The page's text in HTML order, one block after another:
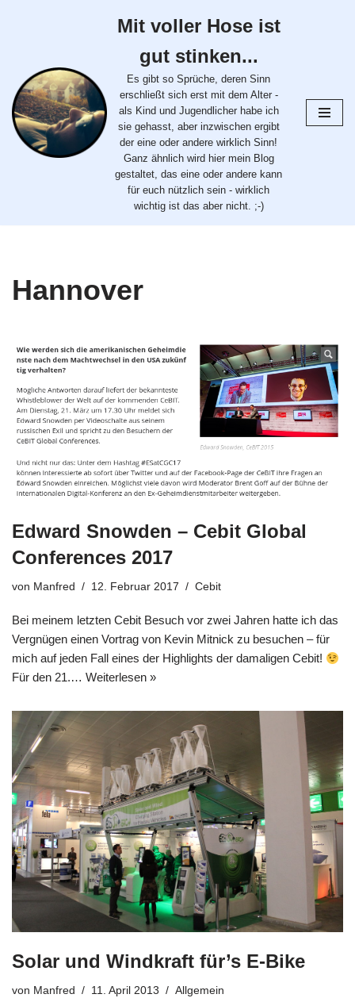
springen
Mit voller Hose ist
gut stinken...
Es gibt so Sprüche, deren Sinn
erschließt sich erst mit dem Alter -
als Kind und Jugendlicher habe ich
sie gehasst, aber inzwischen ergibt
der eine oder andere wirklich Sinn!
Ganz ähnlich wird hier mein Blog
gestaltet, das eine oder andere kann
für euch nützlich sein - wirklich
wichtig ist das aber nicht. ;-)
Hannover
Edward Snowden – Cebit Global
Conferences 2017
von Manfred 12. Februar 2017 Cebit
Bei meinem letzten Cebit Besuch vor zwei Jahren hatte ich das
Vergnügen einen Vortrag von Kevin Mitnick zu besuchen – für
mich auf jeden Fall eines der Highlights der damaligen Cebit!
Für den 21.… Weiterlesen »
Solar und Windkraft für’s E-Bike
von Manfred 11. April 2013 Allgemein